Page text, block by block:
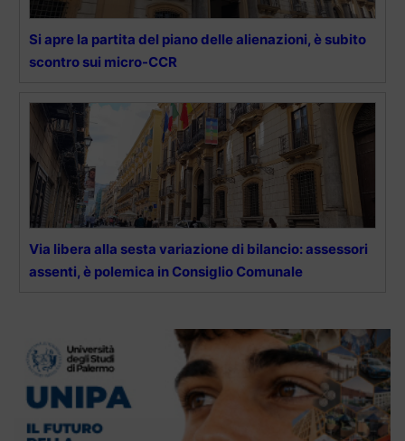
Si apre la partita del piano delle alienazioni, è subito
scontro sui micro-CCR
Via libera alla sesta variazione di bilancio: assessori
assenti, è polemica in Consiglio Comunale